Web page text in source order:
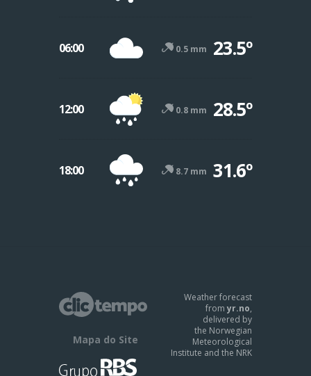
06:00 0.5 mm 23.5º
12:00 0.8 mm 28.5º
18:00 8.7 mm 31.6º
Mapa do Site
Weather forecast
fromyr.no,
delivered by
the Norwegian
Meteorological
Institute and the NRK